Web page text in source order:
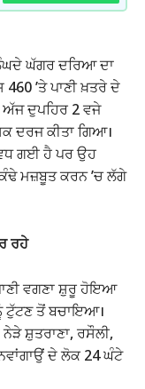
ਘੱਗਰ ਦਰਿਆ ਦਾ
460 ’ਤੇ ਪਾਣੀ ਖ਼ਤਰੇ ਦੇ
ਦੁਪਹਿਰ 2 ਵਜੇ
ਦਰਜ ਕੀਤਾ ਗਿਆ।
ਵਧ ਗਈ ਹੈ ਪਰ ਉਹ
ਮਜ਼ਬੂਤ ਕਰਨ ’ਚ ਲੱਗੇ
ਰਹੇ
ਵਗਣਾ ਸ਼ੁਰੂ ਹੋਇਆ
ਟੁੱਟਣ ਤੋਂ ਬਚਾਇਆ।
ਸ਼ੁਤਰਾਣਾ, ਰਸੌਲੀ,
ਦੇ ਲੋਕ 24 ਘੰਟੇ